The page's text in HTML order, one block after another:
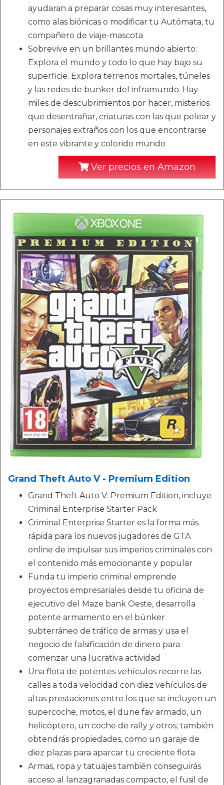
ayudaran a preparar cosas muy interesantes,
como alas biónicas o modificar tu Autómata, tu
compañero de viaje-mascota
Sobrevive en un brillantes mundo abierto:
Explora el mundo y todo lo que hay bajo su
superficie. Explora terrenos mortales, túneles
y las redes de bunker del inframundo. Hay
miles de descubrimientos por hacer, misterios
que desentrañar, criaturas con las que pelear y
personajes extraños con los que encontrarse
en este vibrante y colorido mundo
Ver precios en Amazon
Grand Theft Auto V - Premium Edition
Grand Theft Auto V: Premium Edition, incluye
Criminal Enterprise Starter Pack
Criminal Enterprise Starter es la forma más
rápida para los nuevos jugadores de GTA
online de impulsar sus imperios criminales con
el contenido más emocionante y popular
Funda tu imperio criminal emprende
proyectos empresariales desde tu oficina de
ejecutivo del Maze bank Oeste, desarrolla
potente armamento en el búnker
subterráneo de tráfico de armas y usa el
negocio de falsificación de dinero para
comenzar una lucrativa actividad
Una flota de potentes vehículos recorre las
calles a toda velocidad con diez vehículos de
altas prestaciones entre los que se incluyen un
supercoche, motos, el dune fav armado, un
helicóptero, un coche de rally y otros; también
obtendrás propiedades, como un garaje de
diez plazas para aparcar tu creciente flota
Armas, ropa y tatuajes también conseguirás
acceso al lanzagranadas compacto, el fusil de